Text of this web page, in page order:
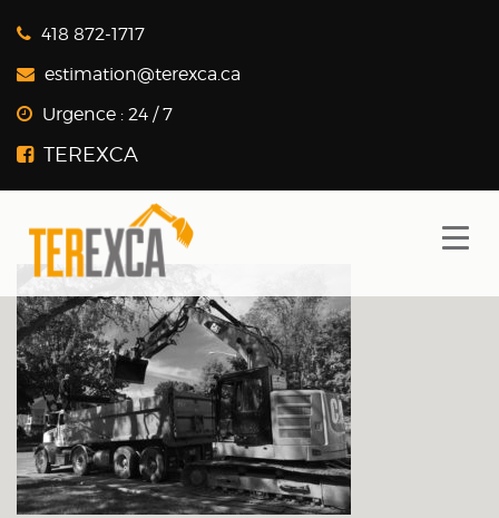
418 872-1717
estimation@terexca.ca
Urgence : 24 / 7